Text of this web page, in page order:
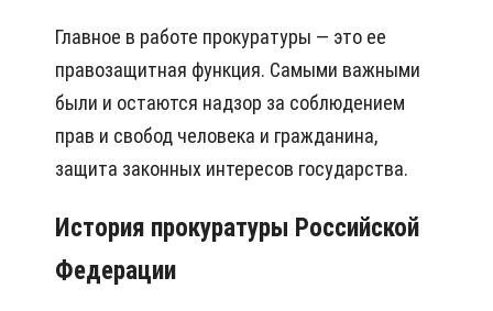
Главное в работе прокуратуры — это ее
правозащитная функция. Самыми важными
были и остаются надзор за соблюдением
прав и свобод человека и гражданина,
защита законных интересов государства.
История прокуратуры Российской
Федерации